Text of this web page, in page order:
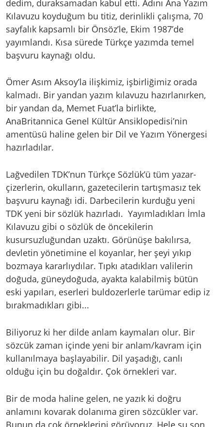
dedim, duraksamadan kabul etti. Adını Ana Yazım
Kılavuzu koyduğum bu titiz, derinlikli çalışma, 70
sayfalık kapsamlı bir Önsöz’le, Ekim 1987’de
yayımlandı. Kısa sürede Türkçe yazımda temel
başvuru kaynağı oldu.
Ömer Asım Aksoy’la ilişkimiz, işbirliğimiz orada
kalmadı. Bir yandan yazım kılavuzu hazırlanırken,
bir yandan da, Memet Fuat’la birlikte,
AnaBritannica Genel Kültür Ansiklopedisi’nin
amentüsü haline gelen bir Dil ve Yazım Yönergesi
hazırladılar.
Lağvedilen TDK’nun Türkçe Sözlük’ü tüm yazar-
çizerlerin, okulların, gazetecilerin tartışmasız tek
başvuru kaynağı idi. Darbecilerin kurduğu yeni
TDK yeni bir sözlük hazırladı. Yayımladıkları İmla
Kılavuzu gibi o sözlük de öncekilerin
kusursuzluğundan uzaktı. Görünüşe bakılırsa,
devletin yönetimine el koyanlar, her şeyi yıkıp
bozmaya kararlıydılar. Tıpkı atadıkları valilerin
doğuda, güneydoğuda, ayakta kalabilmiş bütün
eski yapıları, eserleri buldozerlerle tarümar edip iz
bırakmadıkları gibi...
Biliyoruz ki her dilde anlam kaymaları olur. Bir
sözcük zaman içinde yeni bir anlam/kavram için
kullanılmaya başlayabilir. Dil yaşadığı, canlı
olduğu için bu doğaldır. Çok örnekleri var.
Bir de moda haline gelen, ne yazık ki doğru
anlamını kovarak dolanıma giren sözcükler var.
Bunun da çok örneklerini görüyoruz. Hele şu son